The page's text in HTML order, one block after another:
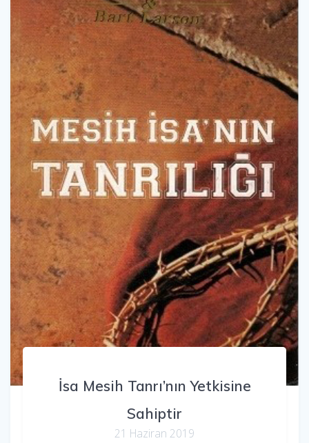
İsa Mesih Tanrı’nın Yetkisine
Sahiptir
21 Haziran 2019